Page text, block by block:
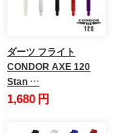
ダーツ フライト
CONDOR AXE 120
Stan …
1,680 円